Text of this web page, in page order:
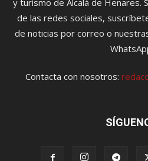
y turismo de Alcalá de Henares.
de las redes sociales,
de noticias por correo o
Contacta con nosotros: